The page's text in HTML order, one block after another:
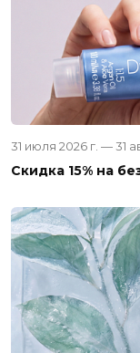
31 июля 2026 г. — 31
Скидка 15% на